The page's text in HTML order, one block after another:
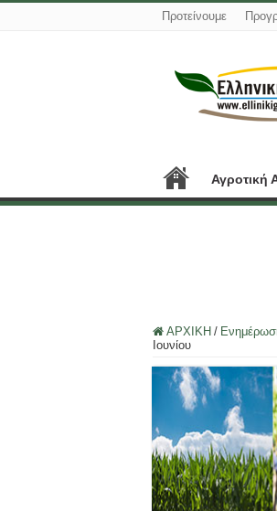
Προτείνουμε
Αγροτική
ΑΡΧΙΚΗ /
Ιουνίου